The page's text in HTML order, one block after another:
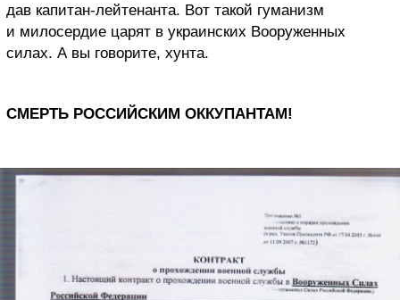
дав капитан-лейтенанта. Вот такой гуманизм
и милосердие царят в украинских Вооруженных
силах. А вы говорите, хунта.
СМЕРТЬ РОССИЙСКИМ ОККУПАНТАМ!